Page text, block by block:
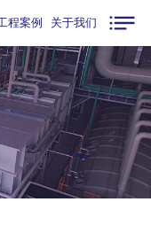
程案例 关于我们